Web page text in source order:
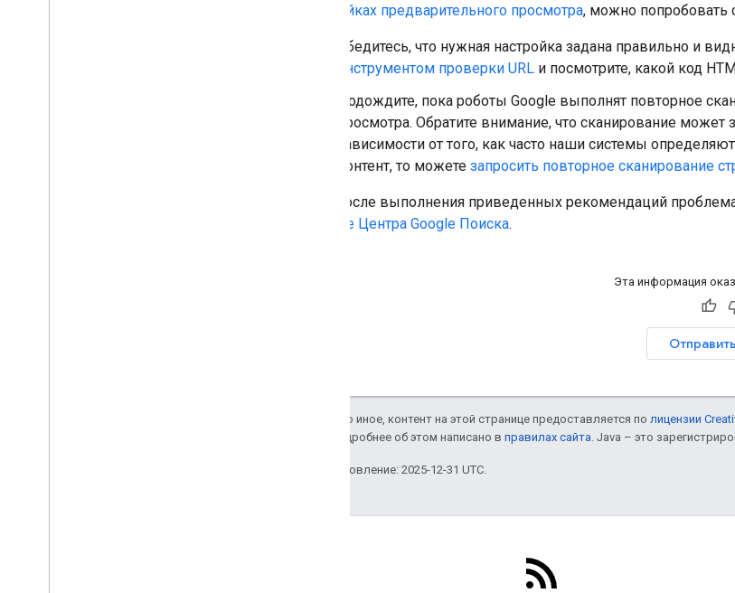
настройках предварительного просмотра, можно
Убедитесь, что нужная настройка задана правильно и
инструментом проверки URL и посмотрите, какой код
Подождите, пока роботы Google выполнят повторное
просмотра. Обратите внимание, что сканирование
зависимости от того, как часто наши системы
контент, то можете запросить повторное сканирование
Если после выполнения приведенных рекомендаций
форуме Центра Google Поиска.
Эта информация
Если не указано иное, контент на этой странице предоставляется по лицензии
. Подробнее об этом написано в правилах сайта . Java – это
Последнее обновление: 2025-12-31 UTC.